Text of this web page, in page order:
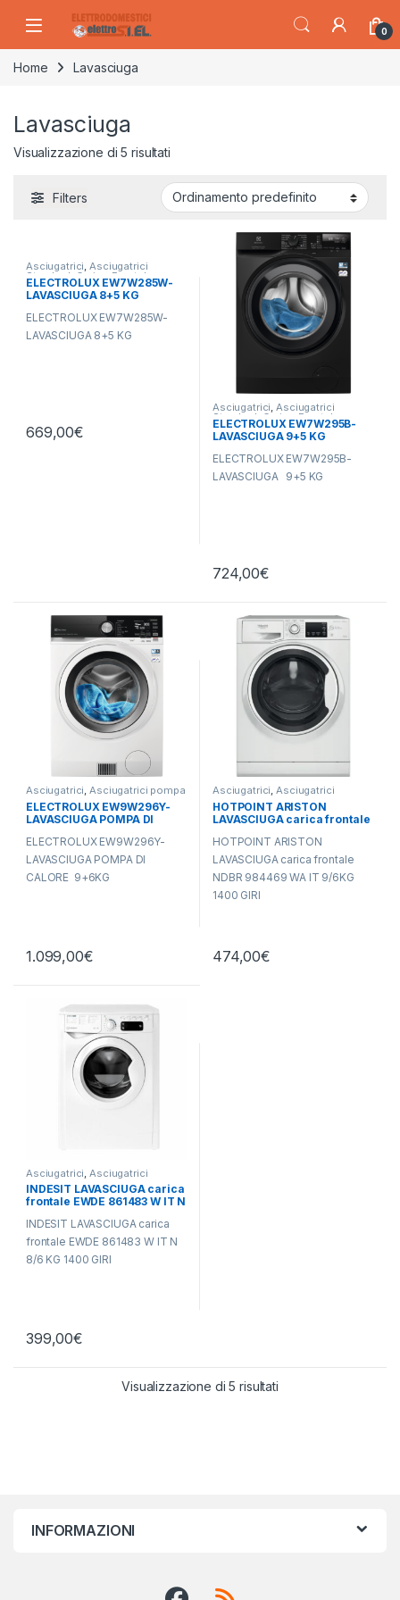
0
Home Lavasciuga
Lavasciuga
Visualizzazione di 5 risultati
Filters
Asciugatrici,Asciugatrici
Standard,Carico Frontale,
Electrolux,Lavasciuga,Lavatrici
Libera Installazione
ELECTROLUX EW7W285W-
LAVASCIUGA 8+5 KG
ELECTROLUX EW7W285W-
LAVASCIUGA 8+5 KG
669,00€
Asciugatrici,Asciugatrici
Standard,Carico Frontale,
Electrolux,Lavasciuga,Lavatrici
Libera Installazione
ELECTROLUX EW7W295B-
LAVASCIUGA 9+5 KG
ELECTROLUX EW7W295B-
LAVASCIUGA 9+5 KG
724,00€
Asciugatrici,Asciugatrici pompa
di calore ,Carico Frontale,
Electrolux,Lavasciuga,Lavatrici
Libera Installazione
ELECTROLUX EW9W296Y-
LAVASCIUGA POMPA DI
ELECTROLUX EW9W296Y-
LAVASCIUGA POMPA DI
CALORE 9+6KG
1.099,00€
Asciugatrici,Asciugatrici
Standard, Carico Frontale
Hotpoint Ariston,Lavasciuga
Lavatrici, Libera Installazione,
HOTPOINT ARISTON
LAVASCIUGA carica frontale
1400 GIRI
HOTPOINT ARISTON
LAVASCIUGA carica frontale
NDBR 984469 WA IT 9/6KG
1400 GIRI
474,00€
Asciugatrici Asciugatrici
Standard,Carico Frontale
Indesit, Lavasciuga,Lavatrici,
Libera Installazione, Libera
INDESIT LAVASCIUGA carica
frontale EWDE 861483 W IT N
INDESIT LAVASCIUGA carica
frontale EWDE 861483 W IT N
8/6 KG 1400 GIRI
399,00€
Visualizzazione di 5 risultati
INFORMAZIONI